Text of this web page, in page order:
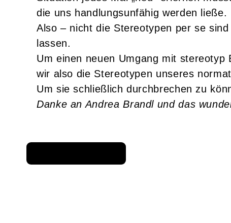
die uns handlungsunfähig werden ließe.
Also – nicht die Stereotypen per se
lassen.
Um einen neuen Umgang mit stereotyp
wir also die Stereotypen unseres
Um sie schließlich durchbrechen zu
Danke an Andrea Brandl und das